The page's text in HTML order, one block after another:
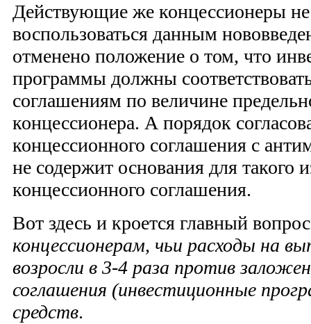
Действующие же концессионеры
воспользоваться данным
отменено положение о том, что
программы должны
соглашениям по величине
концессионера. А порядок
концессионного соглашения с
не содержит основания для такого
концессионного соглашения.
Вот здесь и кроется главный
концессионерам, чьи расходы на
возросли в 3-4 раза против
соглашения (инвестиционные
средств.